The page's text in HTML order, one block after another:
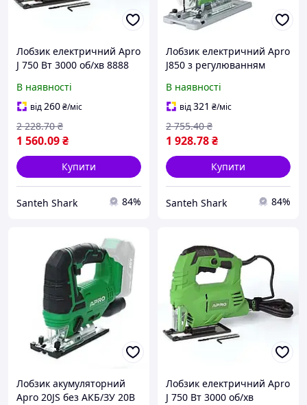
Лобзик електричний Apro
J 750 Вт 3000 об/хв 8888
В наявності
від260₴/міс
1 560.09₴
2 228.70 ₴
Купити
Santeh Shark 84%
Лобзик електричний Apro
J850 з регулюванням
В наявності
від321 ₴/міс
1 928.78₴
2 755.40 ₴
Купити
Santeh Shark 84%
Лобзик акумуляторний
Apro 20JS без АКБ/ЗУ 20В
Лобзик електричний Apro
J 750 Вт 3000 об/хв